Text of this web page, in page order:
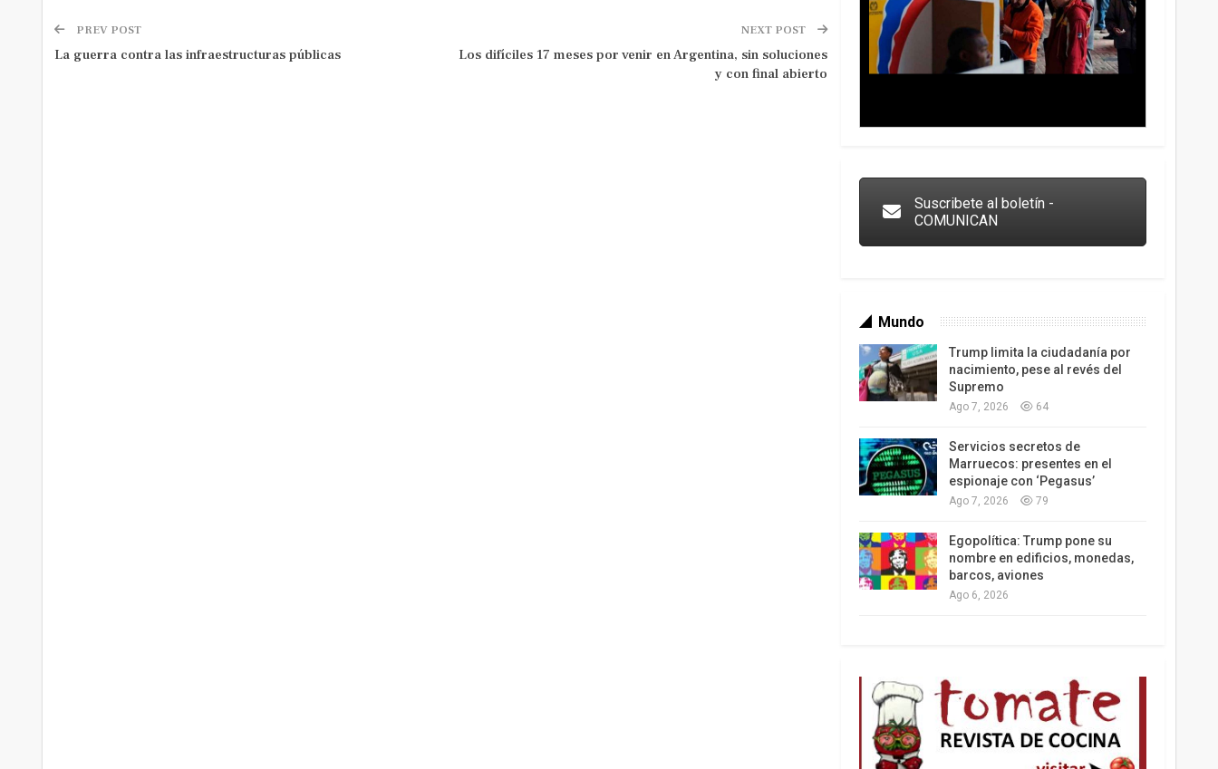
PREV POST
La guerra contra las infraestructuras públicas
NEXT POST
Los difíciles 17 meses por venir en Argentina, sin soluciones
y con final abierto
Suscribete al boletín -
COMUNICAN
Mundo
Trump limita la ciudadanía por
nacimiento, pese al revés del
Supremo
Ago 7, 2026 64
Servicios secretos de
Marruecos: presentes en el
espionaje con ‘Pegasus’
Ago 7, 2026 79
Egopolítica: Trump pone su
nombre en edificios, monedas,
barcos, aviones
Ago 6, 2026